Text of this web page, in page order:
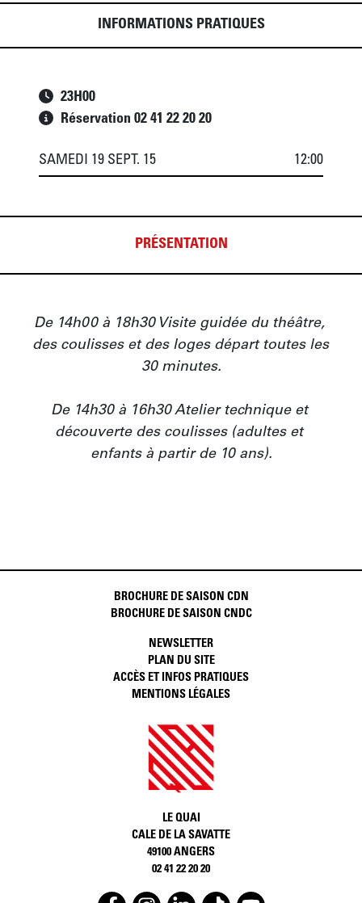
INFORMATIONS PRATIQUES
23H00
Réservation 02 41 22 20 20
SAMEDI 19 SEPT. 15 12:00
PRÉSENTATION
De 14h00 à 18h30 Visite guidée du théâtre,
des coulisses et des loges départ toutes les
30 minutes.
De 14h30 à 16h30 Atelier technique et
découverte des coulisses (adultes et
enfants à partir de 10 ans).
BROCHURE DE SAISON CDN
BROCHURE DE SAISON CNDC
NEWSLETTER
PLAN DU SITE
ACCÈS ET INFOS PRATIQUES
MENTIONS LÉGALES
LE QUAI
CALE DE LA SAVATTE
49100 ANGERS
02 41 22 20 20